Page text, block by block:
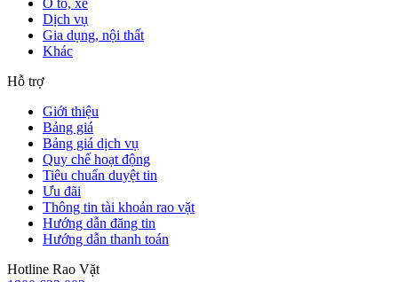
Ô tô, xe
Dịch vụ
Gia dụng, nội thất
Khác
Hỗ trợ
Giới thiệu
Bảng giá
Bảng giá dịch vụ
Quy chế hoạt động
Tiêu chuẩn duyệt tin
Ưu đãi
Thông tin tài khoản rao vặt
Hướng dẫn đăng tin
Hướng dẫn thanh toán
Hotline Rao Vặt